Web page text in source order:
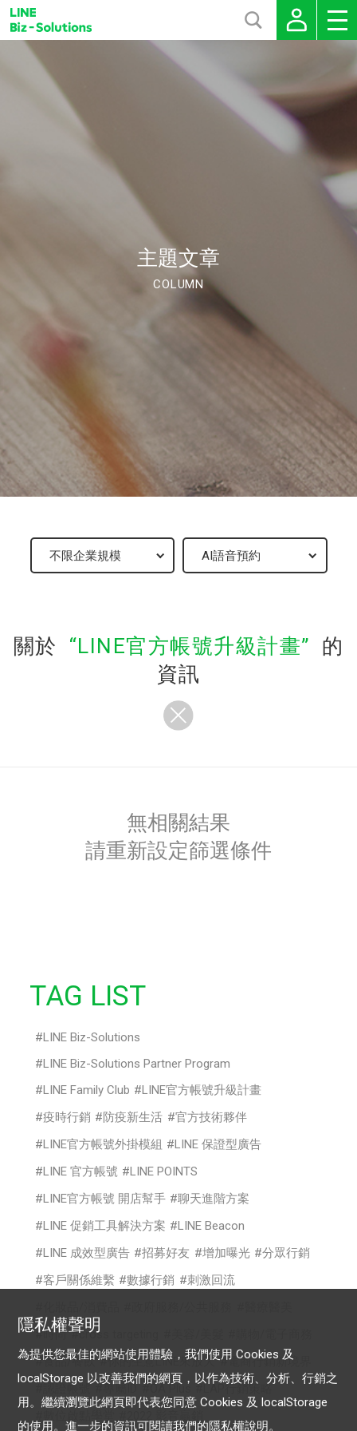
主題文章
COLUMN
關於 LINE官方帳號升級計畫
的
資訊
無相關結果
請重新設定篩選條件
TAG LIST
LINE Biz-Solutions
LINE Biz-Solutions Partner Program
LINE Family Club
LINE官方帳號升級計畫
疫時行銷
防疫新生活
官方技術夥伴
LINE官方帳號外掛模組
LINE 保證型廣告
LINE 官方帳號
LINE POINTS
LINE官方帳號 開店幫手
聊天進階方案
LINE 促銷工具解決方案
LINE Beacon
LINE 成效型廣告
招募好友 增加曝光
分眾行銷
客戶關係維繫
數據行銷
刺激回流
時尚
cross targeting
食品/餐飲
你的生意LINE來放大
電商行銷新境界
認證帳號
專屬ID OA Plus
LAP行銷策略
隱私權聲明
為提供您最佳的網站使用體驗，我們使用 Cookies 及
localStorage 以改善我們的網頁，以作為技術、分析、行銷之
用。繼續瀏覽此網頁即代表您同意 Cookies 及 localStorage
的使用。進一步的資訊可閱讀我們的隱私權說明。